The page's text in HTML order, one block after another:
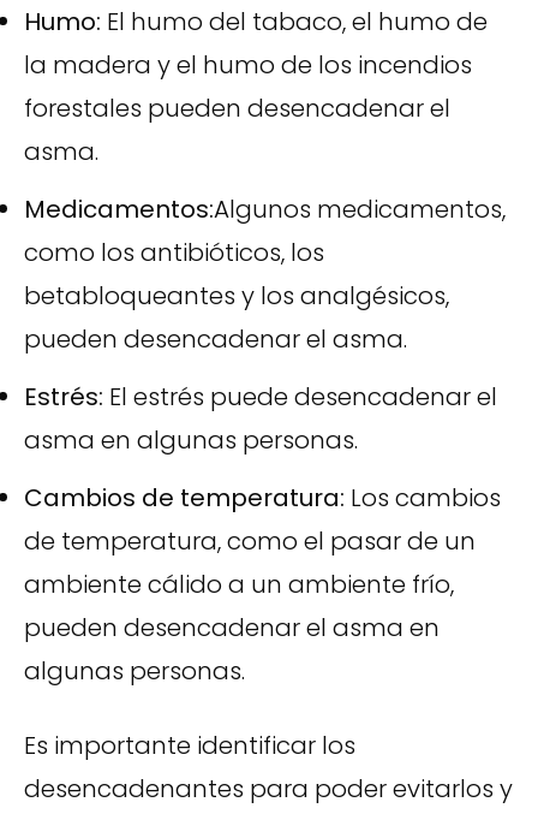
Humo: El humo del tabaco, el humo de
la madera y el humo de los incendios
forestales pueden desencadenar el
asma.
Medicamentos:Algunos medicamentos,
como los antibióticos, los
betabloqueantes y los analgésicos,
pueden desencadenar el asma.
Estrés: El estrés puede desencadenar el
asma en algunas personas.
Cambios de temperatura: Los cambios
de temperatura, como el pasar de un
ambiente cálido a un ambiente frío,
pueden desencadenar el asma en
algunas personas.
Es importante identificar los
desencadenantes para poder evitarlos y